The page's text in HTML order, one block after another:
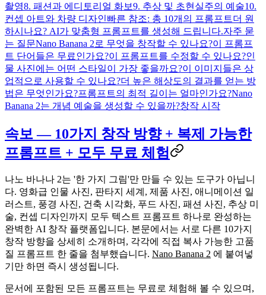
촬영8. 패션과 에디토리얼 화보9. 추상 및 초현실주의 예술10.
컨셉 아트와 차량 디자인빠른 참조: 총 10개의 프롬프트더 원
하시나요? AI가 맞춤형 프롬프트를 생성해 드립니다.자주 묻
는 질문Nano Banana 2로 무엇을 창작할 수 있나요?이 프롬프
트 단어들은 무료인가요?이 프롬프트를 수정할 수 있나요?인
물 사진에는 어떤 스타일이 가장 좋을까요?이 이미지들은 상
업적으로 사용할 수 있나요?더 높은 해상도의 결과를 얻는 방
법은 무엇인가요?프롬프트의 최적 길이는 얼마인가요?Nano
Banana 2는 개념 예술을 생성할 수 있을까?창작 시작
속보 — 10가지 창작 방향 + 복제 가능한
프롬프트 + 모두 무료 체험
나노 바나나 2는 '한 가지 그림'만 만들 수 있는 도구가 아닙니
다. 영화급 인물 사진, 판타지 세계, 제품 사진, 애니메이션 일
러스트, 풍경 사진, 건축 시각화, 푸드 사진, 패션 사진, 추상 미
술, 컨셉 디자인까지 모두 텍스트 프롬프트 하나로 완성하는
완벽한 AI 창작 플랫폼입니다. 본문에서는 서로 다른 10가지
창작 방향을 상세히 소개하며, 각각에 직접 복사 가능한 고품
질 프롬프트 한 줄을 첨부했습니다. Nano Banana 2 에 붙여넣
기만 하면 즉시 생성됩니다.
문서에 포함된 모든 프롬프트는 무료로 체험해 볼 수 있으며,